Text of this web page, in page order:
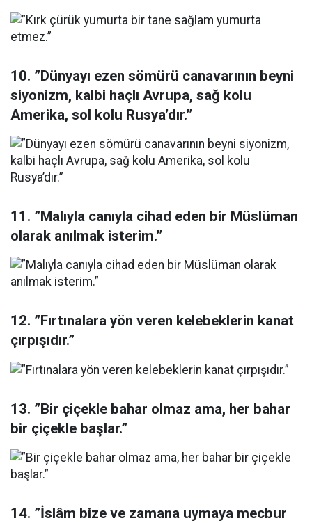
10. ”Dünyayı ezen sömürü canavarının beyni
siyonizm, kalbi haçlı Avrupa, sağ kolu
Amerika, sol kolu Rusya’dır.”
11. ”Malıyla canıyla cihad eden bir Müslüman
olarak anılmak isterim.”
12. ”Fırtınalara yön veren kelebeklerin kanat
çırpışıdır.”
13. ”Bir çiçekle bahar olmaz ama, her bahar
bir çiçekle başlar.”
14. ”İslâm bize ve zamana uymaya mecbur